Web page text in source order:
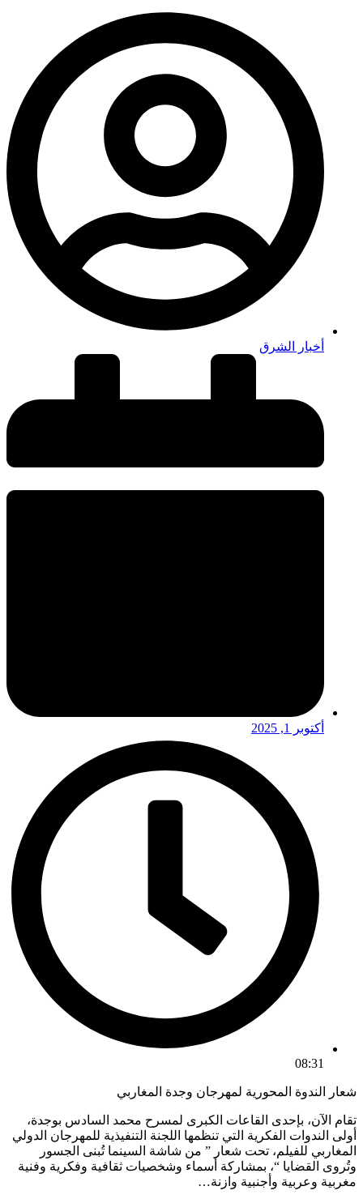
أخبار الشرق
أكتوبر 1, 2025
08:31
شعار الندوة المحورية لمهرجان وجدة المغاربي
تقام الآن، بإحدى القاعات الكبرى لمسرح محمد السادس بوجدة،
أولى الندوات الفكرية التي تنظمها اللجنة التنفيذية للمهرجان الدولي
المغاربي للفيلم، تحت شعار ” من شاشة السينما تُبنى الجسور
وتُروى القضايا “، بمشاركة أسماء وشخصيات ثقافية وفكرية وفنية
مغربية وعربية وأجنبية وازنة…